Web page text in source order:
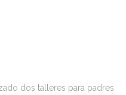
dos talleres para padres